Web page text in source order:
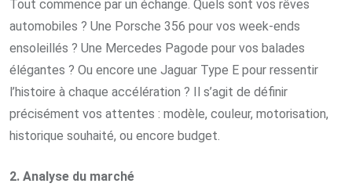
Tout commence par un échange. Quels sont vos rêves
automobiles ? Une Porsche 356 pour vos week-ends
ensoleillés ? Une Mercedes Pagode pour vos balades
élégantes ? Ou encore une Jaguar Type E pour ressentir
l’histoire à chaque accélération ? Il s’agit de définir
précisément vos attentes : modèle, couleur, motorisation,
historique souhaité, ou encore budget.
2. Analyse du marché